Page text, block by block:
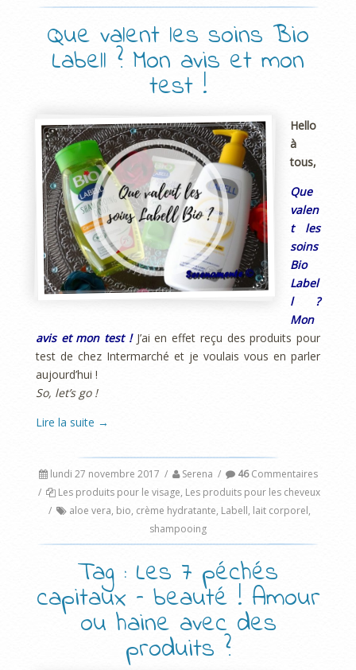
Que valent les soins Bio
Labell ? Mon avis et mon
test !
Hello
à
tous,
Que
valen
t les
soins
Bio
Label
l ?
Mon
avis et mon test ! J’ai en effet reçu des produits pour
test de chez Intermarché et je voulais vous en parler
aujourd’hui !
So, let’s go !
Lire la suite →
lundi 27 novembre 2017 / Serena / 46Commentaires
/
Les produits pour le visage, Les produits pour les cheveux
/
aloe vera, bio, crème hydratante, Labell, lait corporel,
shampooing
Tag : Les 7 péchés
capitaux – beauté ! Amour
ou haine avec des
produits ?